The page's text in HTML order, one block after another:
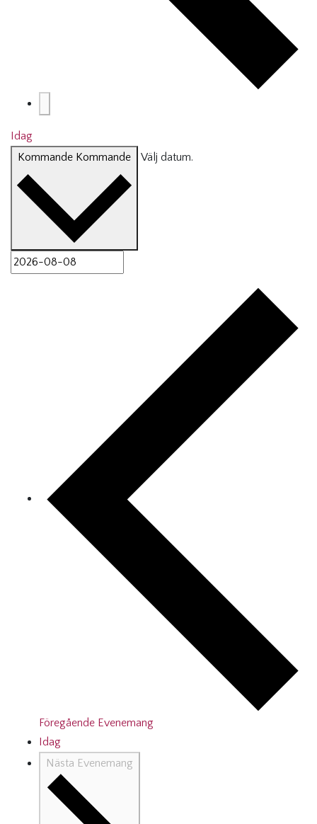
Idag
Kommande Kommande Välj datum.
Föregående Evenemang
Idag
Nästa Evenemang